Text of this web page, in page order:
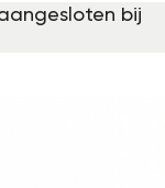
bij